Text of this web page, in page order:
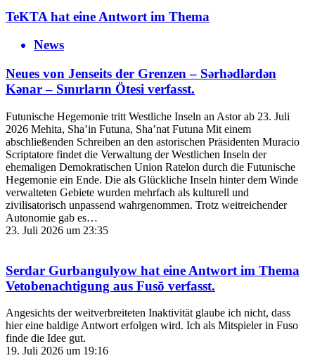
TeKTA hat eine Antwort im Thema
News
Neues von Jenseits der Grenzen – Sərhədlərdən
Kənar – Sınırların Ötesi verfasst.
Futunische Hegemonie tritt Westliche Inseln an Astor ab 23. Juli
2026 Mehita, Sha’in Futuna, Sha’nat Futuna Mit einem
abschließenden Schreiben an den astorischen Präsidenten Muracio
Scriptatore findet die Verwaltung der Westlichen Inseln der
ehemaligen Demokratischen Union Ratelon durch die Futunische
Hegemonie ein Ende. Die als Glückliche Inseln hinter dem Winde
verwalteten Gebiete wurden mehrfach als kulturell und
zivilisatorisch unpassend wahrgenommen. Trotz weitreichender
Autonomie gab es…
23. Juli 2026 um 23:35
Serdar Gurbangulyow hat eine Antwort im Thema
Vetobenachtigung aus Fusō verfasst.
Angesichts der weitverbreiteten Inaktivität glaube ich nicht, dass
hier eine baldige Antwort erfolgen wird. Ich als Mitspieler in Fuso
finde die Idee gut.
19. Juli 2026 um 19:16